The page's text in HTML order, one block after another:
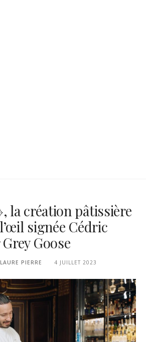
la création pâtissière
signée Cédric
Goose
LAURE PIERRE 4 JUILLET 2023